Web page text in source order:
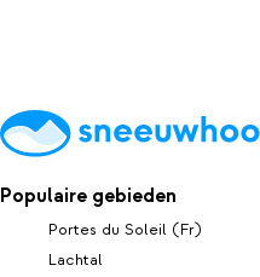
Populaire gebieden
Portes du Soleil (Fr)
Lachtal